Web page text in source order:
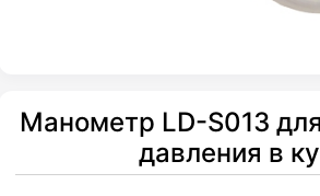
Манометр LD-S013
давления в